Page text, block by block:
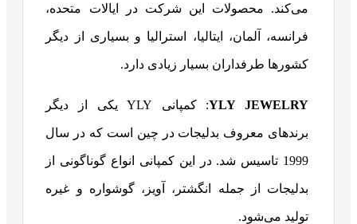
می‌کند. محصولات این شرکت در ایالات متحده،
فرانسه، آلمان، ایتالیا، استرالیا و بسیاری از دیگر
کشورها طرفداران بسیار زیادی دارد.
YLY JEWELRY : کمپانی YLY یکی از دیگر
برندهای معروف بدلیجات در چین است که در سال
1999 تاسیس شد. در این کمپانی انواع گوناگونی از
بدلیجات از جمله انگشتر، آویز، گوشواره و غیره
تولید می‌شود.